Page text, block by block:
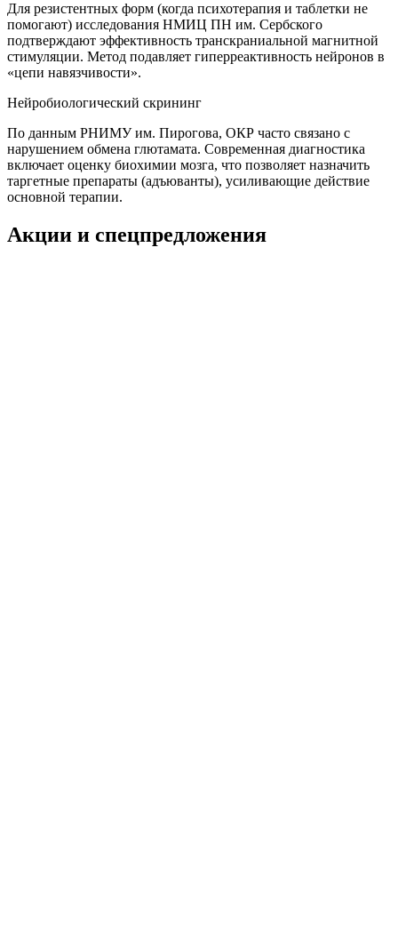
Для резистентных форм (когда психотерапия и таблетки не
помогают) исследования НМИЦ ПН им. Сербского
подтверждают эффективность транскраниальной магнитной
стимуляции. Метод подавляет гиперреактивность нейронов в
«цепи навязчивости».
Нейробиологический скрининг
По данным РНИМУ им. Пирогова, ОКР часто связано с
нарушением обмена глютамата. Современная диагностика
включает оценку биохимии мозга, что позволяет назначить
таргетные препараты (адъюванты), усиливающие действие
основной терапии.
Акции и спецпредложения